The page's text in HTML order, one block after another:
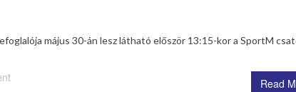
május 30-án lesz látható először 13:15-kor a SportM
Read